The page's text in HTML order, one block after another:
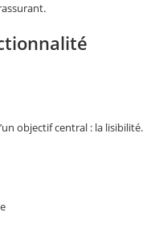
objectif central : la lisibilité.